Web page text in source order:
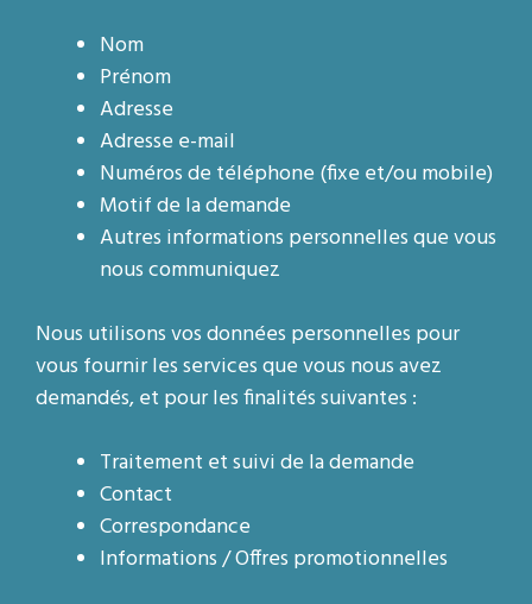
Nom
Prénom
Adresse
Adresse e-mail
Numéros de téléphone (fixe et/ou mobile)
Motif de la demande
Autres informations personnelles que vous
nous communiquez
​Nous utilisons vos données personnelles pour
vous fournir les services que vous nous avez
demandés, et pour les finalités suivantes :
Traitement et suivi de la demande
Contact
Correspondance
Informations / Offres promotionnelles